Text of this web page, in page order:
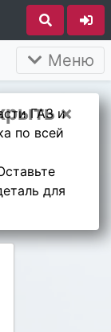
Меню
×
ГАЗ и
по всей
для